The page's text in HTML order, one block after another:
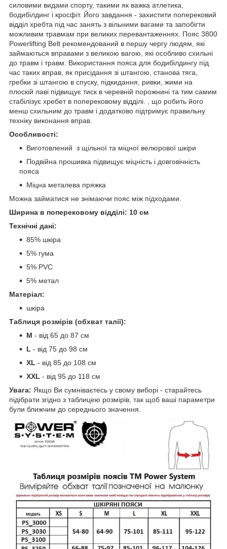
силовими видами спорту, такими як важка атлетика,
бодибілдинг і кросфіт. Його завдання - захистити поперековий
відділ хребта під час занять з вільними вагами та запобігти
можливим травмам при великих перевантаженнях. Пояс 3800
Powerlifting Belt рекомендований в першу чергу людям, які
займаються вправами з великою вагою, які особливо схильні
до травм і травм. Використання пояса для бодибілдингу під
час таких вправ, як присідання зі штангою, станова тяга,
гребки зі штангою в спуску, підкидання, ривки, жими на
плоскій лаві підвищує тиск в черевній порожнині та тим самим
стабілізує хребет в поперековому відділі. , що робить його
менш схильним до травм і додатково підтримує правильну
техніку виконання вправ.
Особливості:
Виготовлений з щільної та міцної велюрової шкіри
Подвійна прошивка підвищує міцність і довговічність
пояса
Міцна металева пряжка
Можна займатися не знімаючи пояс між підходами.
Ширина в поперековому відділі: 10 см
Технічні дані:
85% шкіра
5% гума
5% PVC
5% метал
Матеріал:
шкіра
Таблиця розмірів (обхват талії):
M - від 65 до 87 см
L - від 75 до 98 см
XL - від 85 до 108 см
XXL - від 95 до 118 см
Увага: Якщо Ви сумніваєтесь у свому виборі - старайтесь
підібрати згідно з таблицею розмірів, так щоб ваші параметри
були ближчим до середнього значення.